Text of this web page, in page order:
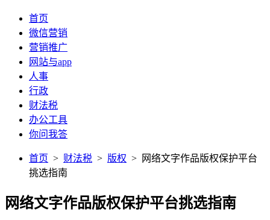
首页
微信营销
营销推广
网站与app
人事
行政
财法税
办公工具
你问我答
首页 > 财法税 > 版权 > 网络文字作品版权保护平台
挑选指南
网络文字作品版权保护平台挑选指南